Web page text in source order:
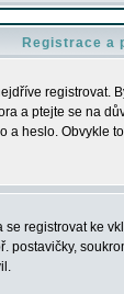
Registrace a
registrovat.
a ptejte se na
heslo. Obvykle
registrovat ke
postavičky,